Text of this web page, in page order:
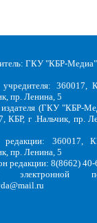
ГКУ "КБР-Медиа"
360017,
пр. Ленина, 5
(ГКУ "КБР-
КБР, г .Нальчик, пр.
редакции: 360017,
пр. Ленина, 5
редакции: 8(8662)
электронной